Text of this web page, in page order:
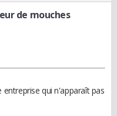
de mouches
entreprise qui n'apparaît pas